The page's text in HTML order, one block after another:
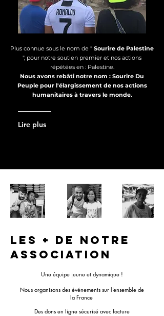
Plus connue sous le nom de " Sourire de Palestine
", pour notre soutien premier et nos actions
répétées en : Palestine.
Nous avons rebâti notre nom : Sourire Du
Peuple pour l'élargissement de nos actions
humanitaires à travers le monde.
Lire plus
LES + de notre
association
Une équipe jeune et dynamique !
Nous organisons des événements sur l’ensemble de
la France
Des dons en ligne sécurisé avec facture